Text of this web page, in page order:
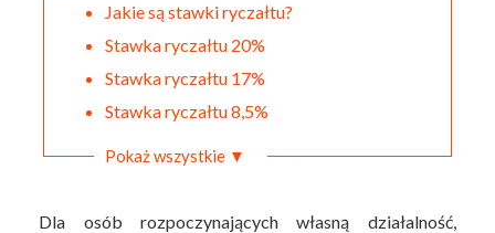
Jakie są stawki ryczałtu?
Stawka ryczałtu 20%
Stawka ryczałtu 17%
Stawka ryczałtu 8,5%
Pokaż wszystkie ▼
Dla osób rozpoczynających własną działalność,